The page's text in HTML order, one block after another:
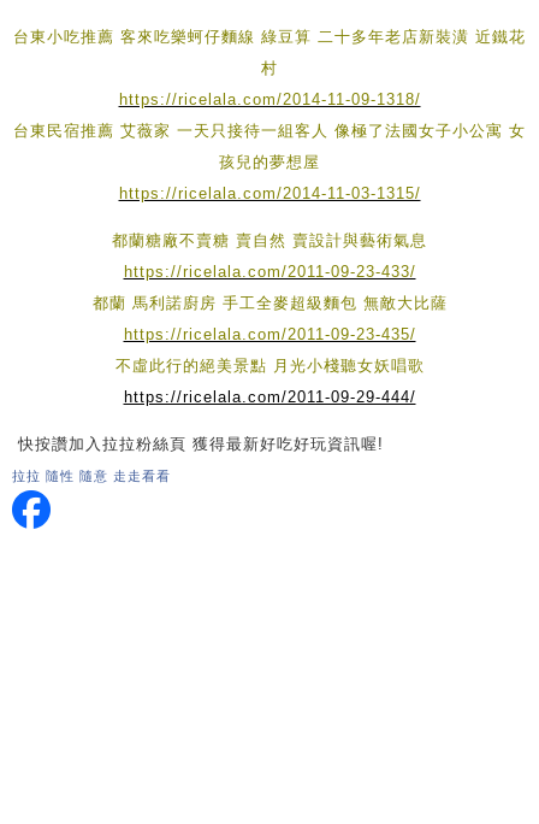
台東小吃推薦 客來吃樂蚵仔麵線 綠豆算 二十多年老店新裝潢 近鐵花
村
https://ricelala.com/2014-11-09-1318/
台東民宿推薦 艾薇家 一天只接待一組客人 像極了法國女子小公寓 女
孩兒的夢想屋
https://ricelala.com/2014-11-03-1315/
都蘭糖廠不賣糖 賣自然 賣設計與藝術氣息
https://ricelala.com/2011-09-23-433/
都蘭 馬利諾廚房 手工全麥超級麵包 無敵大比薩
https://ricelala.com/2011-09-23-435/
不虛此行的絕美景點 月光小棧聽女妖唱歌
https://ricelala.com/2011-09-29-444/
快按讚加入拉拉粉絲頁 獲得最新好吃好玩資訊喔!
拉拉 隨性 隨意 走走看看